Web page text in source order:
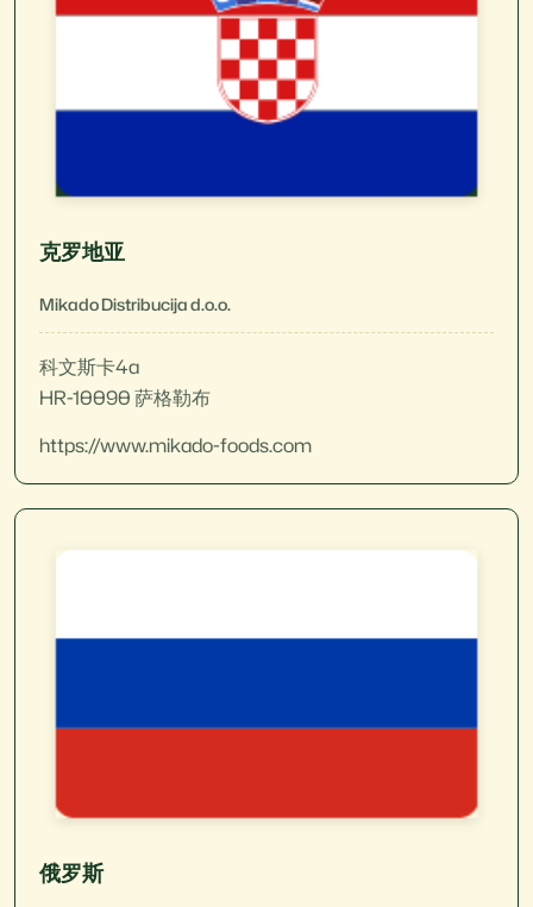
克罗地亚
Mikado Distribucija d.o.o.
科文斯卡4a
HR-10090 萨格勒布
https://www.mikado-foods.com
俄罗斯